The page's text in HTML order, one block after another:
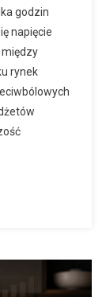
godzin
napięcie
między
rynek